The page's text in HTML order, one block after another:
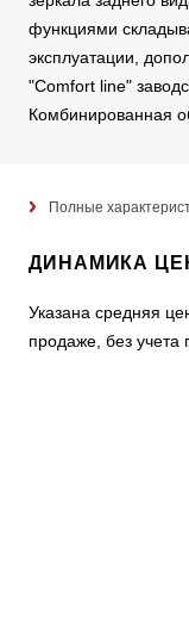
функциями
эксплуатации,
"Comfort line"
Комбинированная
Полные
ДИНАМИКА
Указана средняя
продаже, без учета